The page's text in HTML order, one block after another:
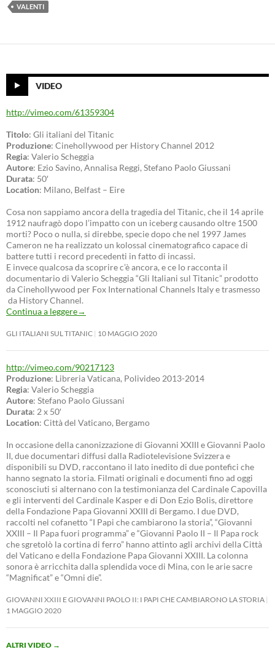
VALENTI
VIDEO
http://vimeo.com/61359304
Titolo: Gli italiani del Titanic
Produzione: Cinehollywood per History Channel 2012
Regia: Valerio Scheggia
Autore: Ezio Savino, Annalisa Reggi, Stefano Paolo Giussani
Durata: 50′
Location: Milano, Belfast – Eire
Cosa non sappiamo ancora della tragedia del Titanic, che il 14 aprile
1912 naufragò dopo l’impatto con un iceberg causando oltre 1500
morti? Poco o nulla, si direbbe, specie dopo che nel 1997 James
Cameron ne ha realizzato un kolossal cinematografico capace di
battere tutti i record precedenti in fatto di incassi.
E invece qualcosa da scoprire c’è ancora, e ce lo racconta il
documentario di Valerio Scheggia “Gli Italiani sul Titanic” prodotto
da Cinehollywood per Fox International Channels Italy e trasmesso
da History Channel.
Continua a leggere→
GLI ITALIANI SUL TITANIC 10 MAGGIO 2020
http://vimeo.com/90217123
Produzione: Libreria Vaticana, Polivideo 2013-2014
Regia: Valerio Scheggia
Autore: Stefano Paolo Giussani
Durata: 2 x 50′
Location: Città del Vaticano, Bergamo
In occasione della canonizzazione di Giovanni XXIII e Giovanni Paolo
II, due documentari diffusi dalla Radiotelevisione Svizzera e
disponibili su DVD, raccontano il lato inedito di due pontefici che
hanno segnato la storia. Filmati originali e documenti fino ad oggi
sconosciuti si alternano con la testimonianza del Cardinale Capovilla
e gli interventi del Cardinale Kasper e di Don Ezio Bolis, direttore
della Fondazione Papa Giovanni XXIII di Bergamo. I due DVD,
raccolti nel cofanetto “I Papi che cambiarono la storia”, “Giovanni
XXIII – Il Papa fuori programma” e “Giovanni Paolo II – Il Papa rock
che sgretolò la cortina di ferro” hanno attinto agli archivi della Città
del Vaticano e della Fondazione Papa Giovanni XXIII. La colonna
sonora è arricchita dalla splendida voce di Mina, con le arie sacre
“Magnificat” e “Omni die”.
GIOVANNI XXIII E GIOVANNI PAOLO II: I PAPI CHE CAMBIARONO LA STORIA
1 MAGGIO 2020
ALTRI VIDEO →